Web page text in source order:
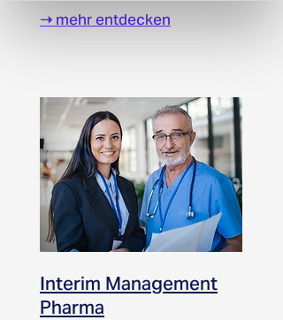
➝ mehr entdecken
Interim Management
Pharma